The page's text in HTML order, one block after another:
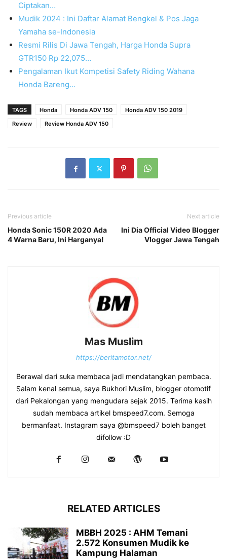
Ciptakan…
Mudik 2024 : Ini Daftar Alamat Bengkel & Pos Jaga
Yamaha se-Indonesia
Resmi Rilis Di Jawa Tengah, Harga Honda Supra
GTR150 Rp 22,075…
Pengalaman Ikut Kompetisi Safety Riding Wahana
Honda Bareng…
TAGS Honda Honda ADV 150
Honda ADV 150 2019
Review
Review Honda ADV 150
Previous article
Honda Sonic 150R 2020 Ada
4 Warna Baru, Ini Harganya!
Next article
Ini Dia Official Video Blogger
Vlogger Jawa Tengah
Mas Muslim
https://beritamotor.net/
Berawal dari suka membaca jadi mendatangkan pembaca.
Salam kenal semua, saya Bukhori Muslim, blogger otomotif
dari Pekalongan yang mengudara sejak 2015. Terima kasih
sudah membaca artikel bmspeed7.com. Semoga
bermanfaat. Instagram saya @bmspeed7 boleh banget
difollow :D
RELATED ARTICLES
MBBH 2025 : AHM Temani
2.572 Konsumen Mudik ke
Kampung Halaman